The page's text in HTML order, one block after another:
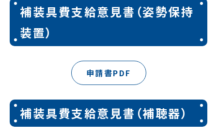
補装具費支給意見書（姿勢保持
装置）
申請書PDF
補装具費支給意見書（補聴器）